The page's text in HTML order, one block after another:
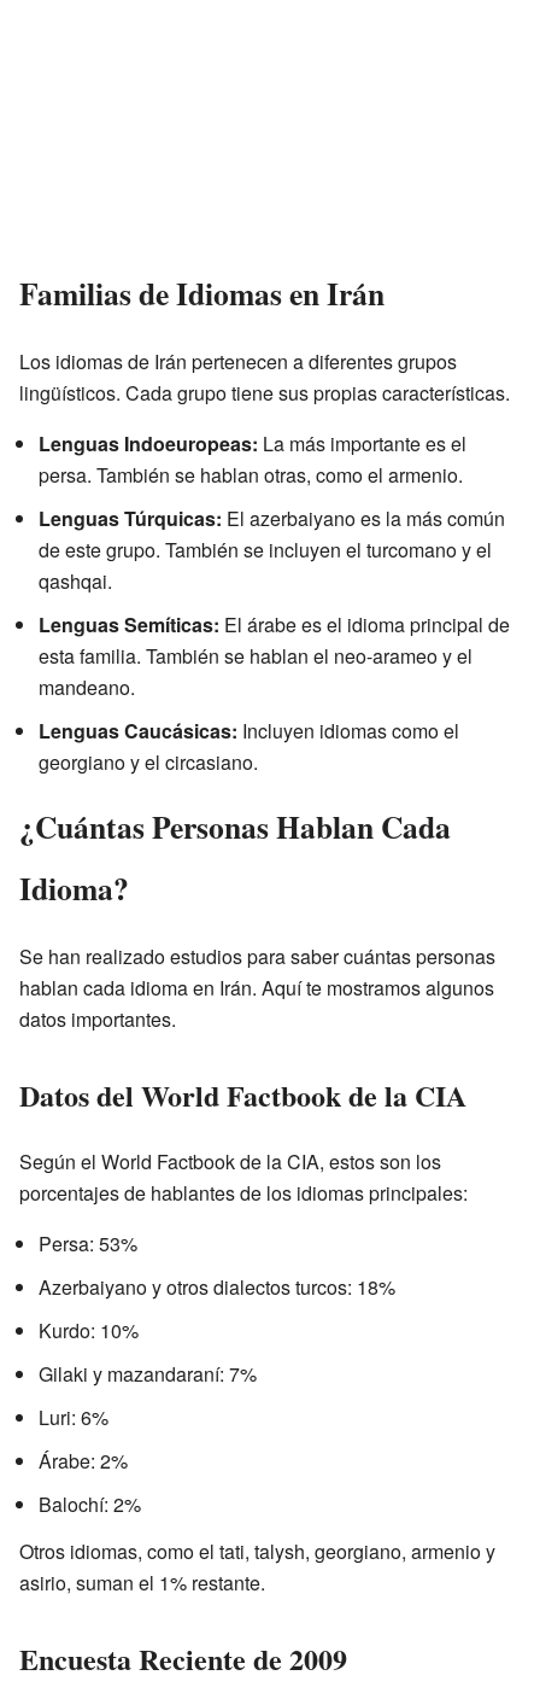
Familias de Idiomas en Irán
Los idiomas de Irán pertenecen a diferentes grupos
lingüísticos. Cada grupo tiene sus propias características.
Lenguas Indoeuropeas: La más importante es el
persa. También se hablan otras, como el armenio.
Lenguas Túrquicas: El azerbaiyano es la más común
de este grupo. También se incluyen el turcomano y el
qashqai.
Lenguas Semíticas: El árabe es el idioma principal de
esta familia. También se hablan el neo-arameo y el
mandeano.
Lenguas Caucásicas: Incluyen idiomas como el
georgiano y el circasiano.
¿Cuántas Personas Hablan Cada
Idioma?
Se han realizado estudios para saber cuántas personas
hablan cada idioma en Irán. Aquí te mostramos algunos
datos importantes.
Datos del World Factbook de la CIA
Según el World Factbook de la CIA, estos son los
porcentajes de hablantes de los idiomas principales:
Persa: 53%
Azerbaiyano y otros dialectos turcos: 18%
Kurdo: 10%
Gilaki y mazandaraní: 7%
Luri: 6%
Árabe: 2%
Balochí: 2%
Otros idiomas, como el tati, talysh, georgiano, armenio y
asirio, suman el 1% restante.
Encuesta Reciente de 2009